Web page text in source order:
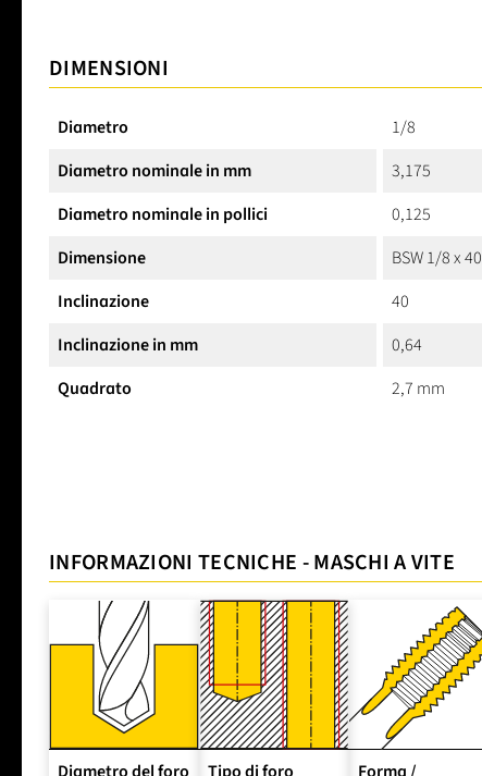
DIMENSIONI
Diametro
1/8
Diametro nominale in mm
3,175
Diametro nominale in pollici
0,125
Dimensione
BSW 1/8 x 40
Inclinazione
40
Inclinazione in mm
0,64
Quadrato
2,7 mm
INFORMAZIONI TECNICHE - MASCHI A VITE